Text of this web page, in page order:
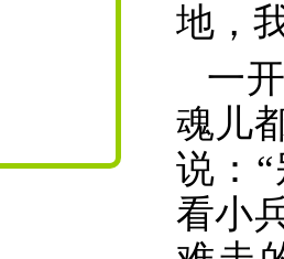
地，
一
魂儿
说：
看小